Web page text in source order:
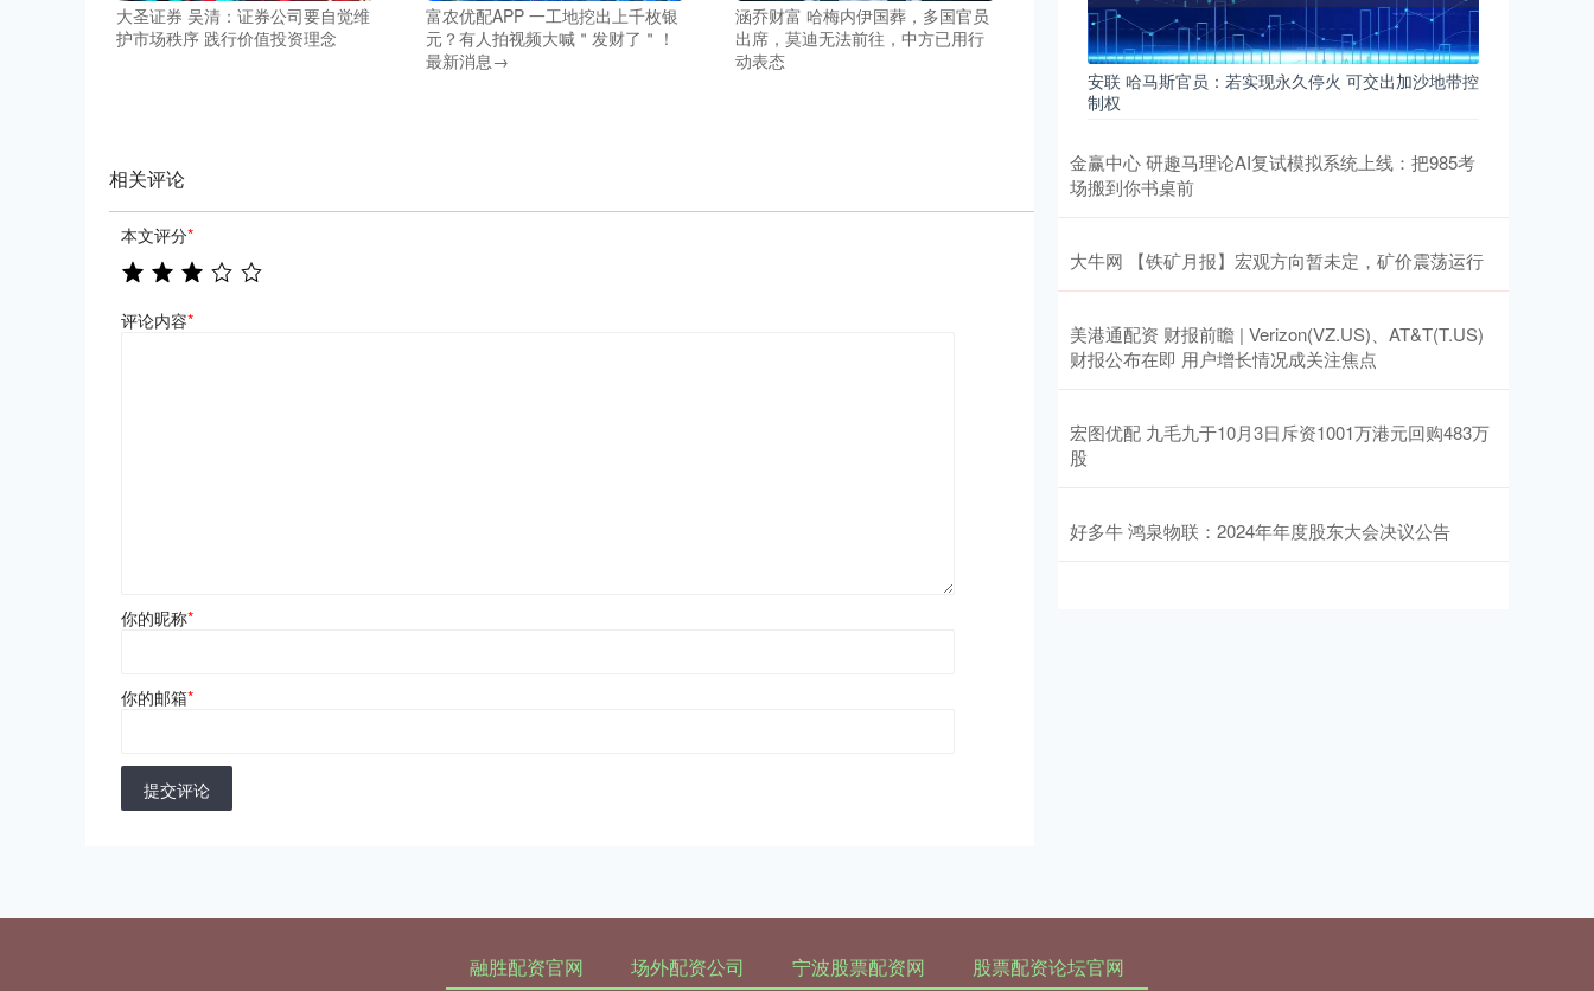
大圣证券 吴清：证券公司要自觉维
护市场秩序 践行价值投资理念
富农优配APP 一工地挖出上千枚银
元？有人拍视频大喊＂发财了＂！
最新消息→
涵乔财富 哈梅内伊国葬，多国官员
出席，莫迪无法前往，中方已用行
动表态
相关评论
本文评分*
评论内容*
你的昵称*
你的邮箱*
提交评论
安联 哈马斯官员：若实现永久停火 可交出加沙地带控
制权
金赢中心 研趣马理论AI复试模拟系统上线：把985考
场搬到你书桌前
大牛网 【铁矿月报】宏观方向暂未定，矿价震荡运行
美港通配资 财报前瞻 | Verizon(VZ.US)、AT&T(T.US)
财报公布在即 用户增长情况成关注焦点
宏图优配 九毛九于10月3日斥资1001万港元回购483万
股
好多牛 鸿泉物联：2024年年度股东大会决议公告
融胜配资官网 场外配资公司 宁波股票配资网 股票配资论坛官网